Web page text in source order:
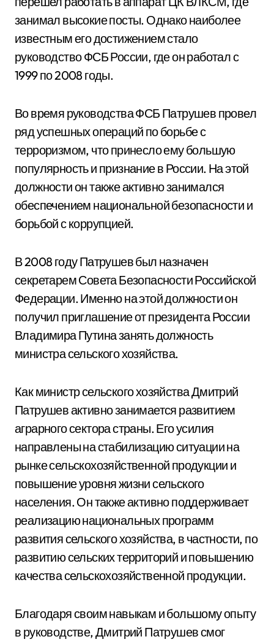
занимал высокие посты. Однако наиболее
известным его достижением стало
руководство ФСБ России, где он работал с
1999 по 2008 годы.
Во время руководства ФСБ Патрушев провел
ряд успешных операций по борьбе с
терроризмом, что принесло ему большую
популярность и признание в России. На этой
должности он также активно занимался
обеспечением национальной безопасности и
борьбой с коррупцией.
В 2008 году Патрушев был назначен
секретарем Совета Безопасности Российской
Федерации. Именно на этой должности он
получил приглашение от президента России
Владимира Путина занять должность
министра сельского хозяйства.
Как министр сельского хозяйства Дмитрий
Патрушев активно занимается развитием
аграрного сектора страны. Его усилия
направлены на стабилизацию ситуации на
рынке сельскохозяйственной продукции и
повышение уровня жизни сельского
населения. Он также активно поддерживает
реализацию национальных программ
развития сельского хозяйства, в частности, по
развитию сельских территорий и повышению
качества сельскохозяйственной продукции.
Благодаря своим навыкам и большому опыту
в руководстве, Дмитрий Патрушев смог